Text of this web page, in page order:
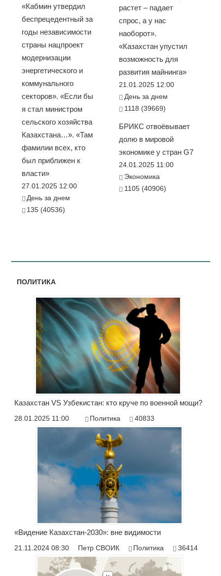
«Кабмин утвердил
беспрецедентный за
годы независимости
страны нацпроект
модернизации
энергетического и
коммунального
секторов». «Если бы
я стал министром
сельского хозяйства
Казахстана…». «Там
фамилии всех, кто
был приближен к
власти»
27.01.2025 12:00
День за днем
135 (40536)
растет – падает
спрос, а у нас
наоборот».
«Казахстан упустил
возможность для
развития майнинга»
21.01.2025 12:00
День за днем
1118 (39669)
БРИКС отвоёвывает
долю в мировой
экономике у стран G7
24.01.2025 11:00
Экономика
1105 (40906)
ПОЛИТИКА
Казахстан VS Узбекистан: кто круче по военной мощи?
28.01.2025 11:00 Политика 40833
«Видение Казахстан-2030»: вне видимости
21.11.2024 08:30 Петр СВОИК Политика 36414